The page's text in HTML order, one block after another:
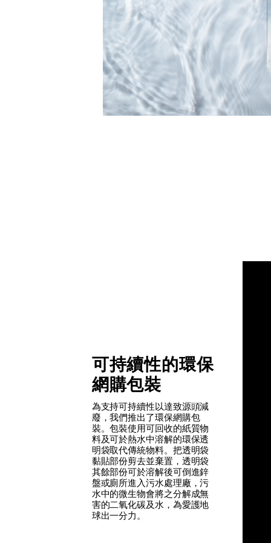
可持續性的環保
網購包裝
為支持可持續性以達致源頭減
廢，我們推出了環保網購包
裝。包裝使用可回收的紙質物
料及可於熱水中溶解的環保透
明袋取代傳統物料。把透明袋
黏貼部份剪去並棄置，透明袋
其餘部份可於溶解後可倒進鋅
盤或廁所進入污水處理廠，污
水中的微生物會將之分解成無
害的二氧化碳及水，為愛護地
球出一分力。